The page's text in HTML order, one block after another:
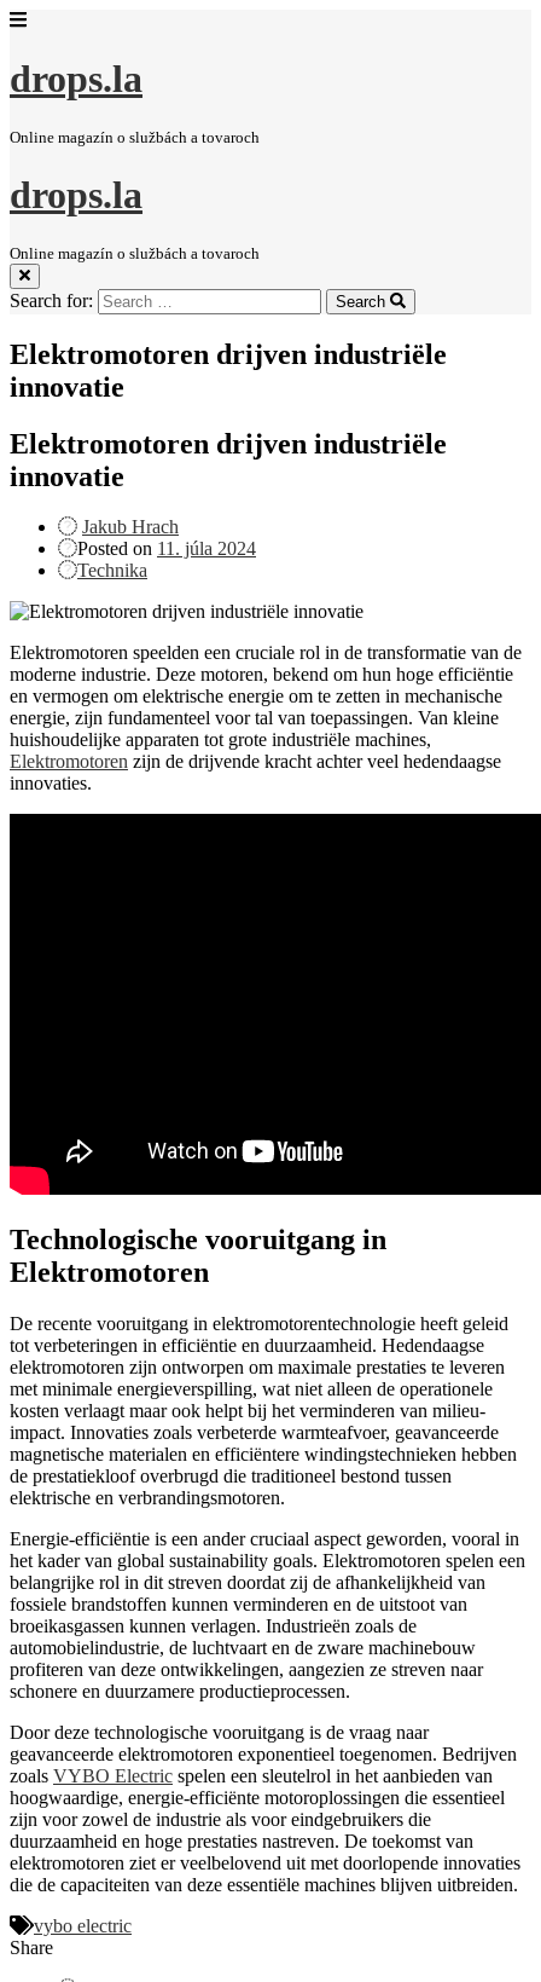
drops.la
Online magazín o službách a tovaroch
drops.la
Online magazín o službách a tovaroch
Search for: Search
Elektromotoren drijven industriële
innovatie
Elektromotoren drijven industriële
innovatie
Jakub Hrach
Posted on 11. júla 2024
Technika
Elektromotoren speelden een cruciale rol in de transformatie van de
moderne industrie. Deze motoren, bekend om hun hoge efficiëntie
en vermogen om elektrische energie om te zetten in mechanische
energie, zijn fundamenteel voor tal van toepassingen. Van kleine
huishoudelijke apparaten tot grote industriële machines,
Elektromotoren zijn de drijvende kracht achter veel hedendaagse
innovaties.
Technologische vooruitgang in
Elektromotoren
De recente vooruitgang in elektromotorentechnologie heeft geleid
tot verbeteringen in efficiëntie en duurzaamheid. Hedendaagse
elektromotoren zijn ontworpen om maximale prestaties te leveren
met minimale energieverspilling, wat niet alleen de operationele
kosten verlaagt maar ook helpt bij het verminderen van milieu-
impact. Innovaties zoals verbeterde warmteafvoer, geavanceerde
magnetische materialen en efficiëntere windingstechnieken hebben
de prestatiekloof overbrugd die traditioneel bestond tussen
elektrische en verbrandingsmotoren.
Energie-efficiëntie is een ander cruciaal aspect geworden, vooral in
het kader van global sustainability goals. Elektromotoren spelen een
belangrijke rol in dit streven doordat zij de afhankelijkheid van
fossiele brandstoffen kunnen verminderen en de uitstoot van
broeikasgassen kunnen verlagen. Industrieën zoals de
automobielindustrie, de luchtvaart en de zware machinebouw
profiteren van deze ontwikkelingen, aangezien ze streven naar
schonere en duurzamere productieprocessen.
Door deze technologische vooruitgang is de vraag naar
geavanceerde elektromotoren exponentieel toegenomen. Bedrijven
zoals VYBO Electric spelen een sleutelrol in het aanbieden van
hoogwaardige, energie-efficiënte motoroplossingen die essentieel
zijn voor zowel de industrie als voor eindgebruikers die
duurzaamheid en hoge prestaties nastreven. De toekomst van
elektromotoren ziet er veelbelovend uit met doorlopende innovaties
die de capaciteiten van deze essentiële machines blijven uitbreiden.
vybo electric
Share